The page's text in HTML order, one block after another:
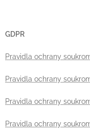
GDPR
Pravidla ochrany
Pravidla ochrany
Pravidla ochrany
Pravidla ochrany